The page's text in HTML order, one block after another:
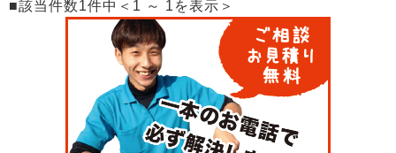
■該当件数1件中＜1 ～ 1を表示＞